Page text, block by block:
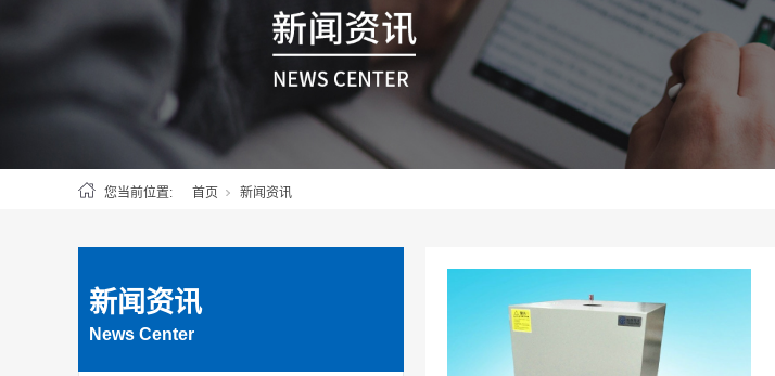
您当前位置: 首页 新闻资讯
新闻资讯
News Center